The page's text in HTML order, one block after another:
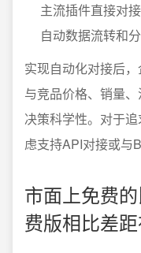
主流插件直接对
自动数据流转和分
实现自动化对接后
与竞品价格、销量
决策科学性。对于
虑支持API对接或与
市面上免费
费版相比差距